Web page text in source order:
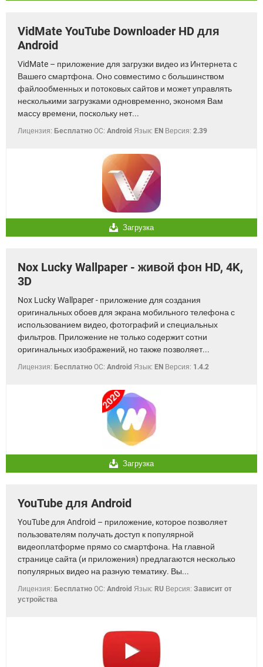
VidMate YouTube Downloader HD для
Android
VidMate – приложение для загрузки видео из Интернета с
Вашего смартфона. Оно совместимо с большинством
файлообменных и потоковых сайтов и может управлять
несколькими загрузками одновременно, экономя Вам
массу времени, поскольку нет...
Лицензия: Бесплатно OC: Android Язык: EN Версия: 2.39
Загрузка
Nox Lucky Wallpaper - живой фон HD, 4K,
3D
Nox Lucky Wallpaper - приложение для создания
оригинальных обоев для экрана мобильного телефона с
использованием видео, фотографий и специальных
фильтров. Приложение не только содержит сотни
оригинальных изображений, но также позволяет...
Лицензия: Бесплатно OC: Android Язык: EN Версия: 1.4.2
Загрузка
YouTube для Android
YouTube для Android – приложение, которое позволяет
пользователям получать доступ к популярной
видеоплатформе прямо со смартфона. На главной
странице сайта (и приложения) предлагаются несколько
популярных видео на разную тематику. Вы...
Лицензия: Бесплатно OC: Android Язык: RU Версия: Зависит от
устройства